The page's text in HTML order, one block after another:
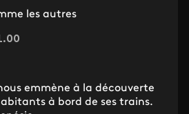
les autres
emmène à la découverte
à bord de ses trains.